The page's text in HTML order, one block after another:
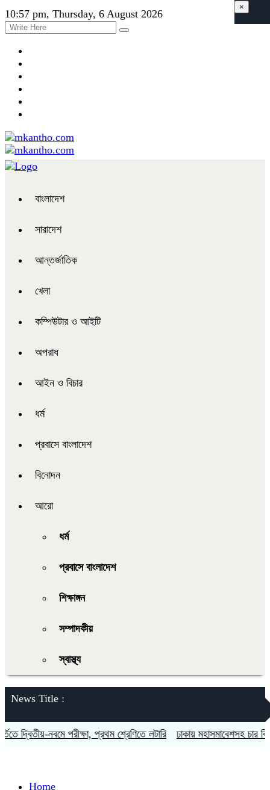
10:57 pm, Thursday, 6 August 2026
বাংলাদেশ
সারাদেশ
আন্তর্জাতিক
খেলা
কম্পিউটার ও আইটি
অপরাধ
আইন ও বিচার
ধর্ম
প্রবাসে বাংলাদেশ
বিনোদন
আরো
ধর্ম
প্রবাসে বাংলাদেশ
শিক্ষাঙ্গন
সম্পাদকীয়
স্বাস্থ্য
News Title :
নবমে পরীক্ষা, প্রথম শ্রেণিতে লটারি ঢাকায় মহাসমাবেশসহ চার
×
Home